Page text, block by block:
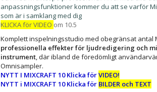
anpassningsfunktioner kommer du att se varför
som är i samklang med dig
KLICKA för VIDEO om 10.5
Komplett inspelningsstudio med obegränsat antal
professionella effekter för ljudredigering och
instrument, där ibland de föredömligt
Omnisampler.
NYTT I MIXCRAFT 10 Klicka förVIDEO!
NYTT i MIXCRAFT 10 Klicka för BILDER och TEXT